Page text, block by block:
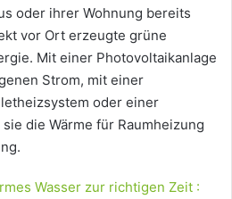
oder ihrer Wohnung bereits
vor Ort erzeugte grüne
Mit einer Photovoltaikanlage
Strom, mit einer
oder einer
die Wärme für Raumheizung
Wasser zur richtigen Zeit :